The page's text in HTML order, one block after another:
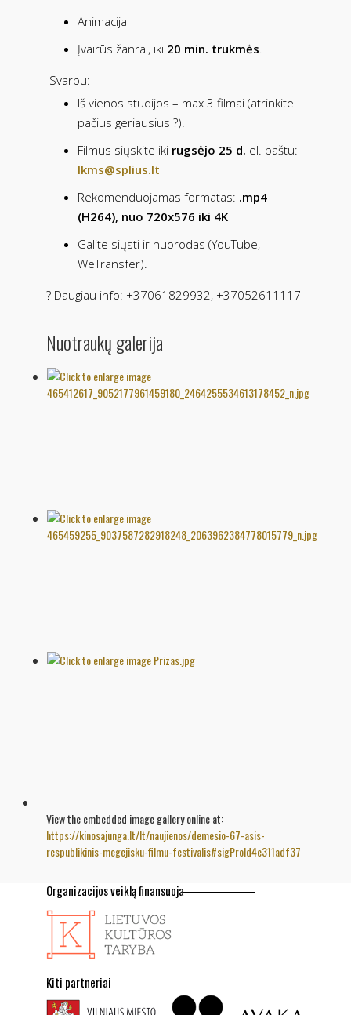
Animacija
Įvairūs žanrai, iki 20 min. trukmės.
Svarbu:
Iš vienos studijos – max 3 filmai (atrinkite
pačius geriausius ?).
Filmus siųskite iki rugsėjo 25 d. el. paštu:
lkms@splius.lt
Rekomenduojamas formatas: .mp4
(H264), nuo 720x576 iki 4K
Galite siųsti ir nuorodas (YouTube,
WeTransfer).
? Daugiau info: +37061829932, +37052611117
Nuotraukų galerija
View the embedded image gallery online at:
https://kinosajunga.lt/lt/naujienos/demesio-67-asis-
respublikinis-megejisku-filmu-festivalis#sigProId4e311adf37
Organizacijos veiklą finansuoja
Kiti partneriai